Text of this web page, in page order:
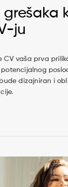
ju
CV vaša prva
potencijalnog
dizajniran i